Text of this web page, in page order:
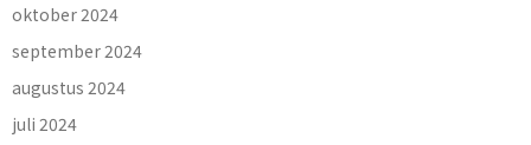
oktober 2024
september 2024
augustus 2024
juli 2024